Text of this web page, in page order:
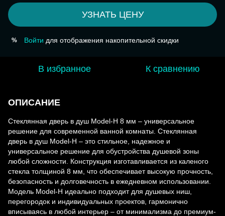
УЗНАТЬ ЦЕНУ
% Войти для отображения накопительной скидки
В избранное К сравнению
ОПИСАНИЕ
Стеклянная дверь в душ Model-H 8 мм – универсальное
решение для современной ванной комнаты. Стеклянная
дверь в душ Model-H – это стильное, надежное и
универсальное решение для обустройства душевой зоны
любой сложности. Конструкция изготавливается из каленого
стекла толщиной 8 мм, что обеспечивает высокую прочность,
безопасность и долговечность в ежедневном использовании.
Модель Model-H идеально подходит для душевых ниш,
перегородок и индивидуальных проектов, гармонично
вписываясь в любой интерьер – от минимализма до премиум-